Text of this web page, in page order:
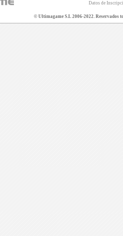
Datos de
© Ultimagame S.L 2006-2022. Reservados